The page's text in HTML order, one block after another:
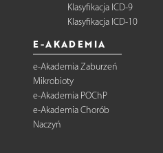
Klasyfikacja ICD-9
Klasyfikacja ICD-10
E-AKADEMIA
e-Akademia Zaburzeń
Mikrobioty
e-Akademia POChP
e-Akademia Chorób
Naczyń